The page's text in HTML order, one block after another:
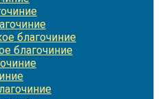
благочиние
благочиние